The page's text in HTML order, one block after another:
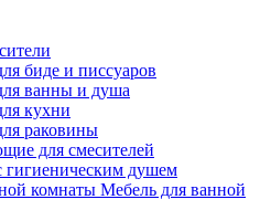
биде и писсуаров
ванны и душа
кухни
раковины
для смесителей
гигиеническим душем
Мебель для ванной